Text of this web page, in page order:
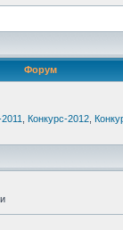
Форум
Конкурс-2012